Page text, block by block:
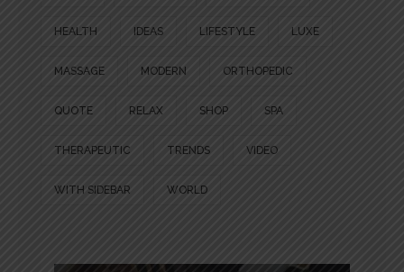
HEALTH IDEAS LIFESTYLE LUXE
MASSAGE MODERN ORTHOPEDIC
QUOTE RELAX SHOP SPA
THERAPEUTIC TRENDS VIDEO
WITH SIDEBAR WORLD